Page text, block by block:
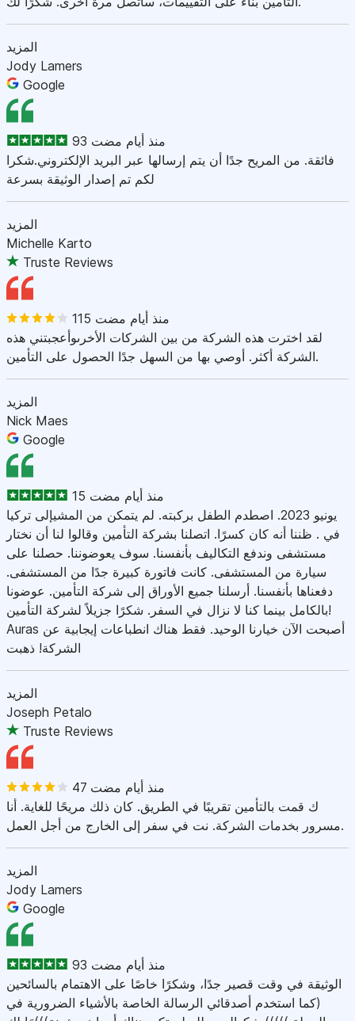
المزيد
Jody Lamers
Google
93 منذ أيام مضت
فائقة. من المريح جدًا أن يتم إرسالها عبر البريد الإلكتروني.شكرا
لكم تم إصدار الوثيقة بسرعة
المزيد
Michelle Karto
Truste Reviews
115 منذ أيام مضت
لقد اخترت هذه الشركة من بين الشركات الأخرىوأعجبتني هذه
الشركة أكثر. أوصي بها من السهل جدًا الحصول على التأمين.
المزيد
Nick Maes
Google
15 منذ أيام مضت
يونيو 2023. اصطدم الطفل بركبته. لم يتمكن من المشيإلى تركيا
في . ظننا أنه كان كسرًا. اتصلنا بشركة التأمين وقالوا لنا أن نختار
مستشفى وندفع التكاليف بأنفسنا. سوف يعوضوننا. حصلنا على
سيارة من المستشفى. كانت فاتورة كبيرة جدًا من المستشفى.
دفعناها بأنفسنا. أرسلنا جميع الأوراق إلى شركة التأمين. عوضونا
بالكامل بينما كنا لا نزال في السفر. شكرًا جزيلاً لشركة التأمين!
Auras أصبحت الآن خيارنا الوحيد. فقط هناك انطباعات إيجابية عن
الشركة! ذهبت
المزيد
Joseph Petalo
Truste Reviews
47 منذ أيام مضت
ك قمت بالتأمين تقريبًا في الطريق. كان ذلك مريحًا للغاية. أنا
مسرور بخدمات الشركة. نت في سفر إلى الخارج من أجل العمل.
المزيد
Jody Lamers
Google
93 منذ أيام مضت
الوثيقة في وقت قصير جدًا، وشكرًا خاصًا على الاهتمام بالسائحين
(كما استخدم أصدقائي الرسالة الخاصة بالأشياء الضرورية في